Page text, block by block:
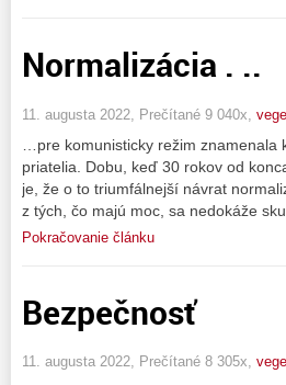
Normalizácia . ..
11. augusta 2022, Prečítané 9 040x,
…pre komunisticky režim
priatelia. Dobu, keď 30 rokov od
je, že o to triumfálnejší návrat
z tých, čo majú moc, sa nedokáže
Pokračovanie článku
Bezpečnosť
11. augusta 2022, Prečítané 8 305x,